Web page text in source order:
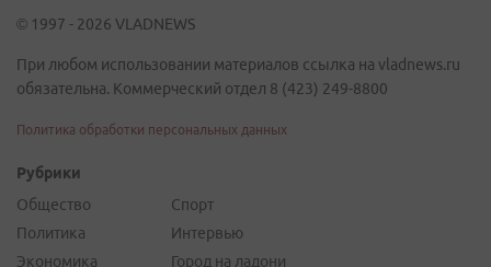
© 1997 - 2026 VLADNEWS
При любом использовании материалов ссылка на vladnews.ru
обязательна. Коммерческий отдел 8 (423) 249-8800
Политика обработки персональных данных
Рубрики
Общество
Политика
Экономика
Спорт
Интервью
Город на ладони